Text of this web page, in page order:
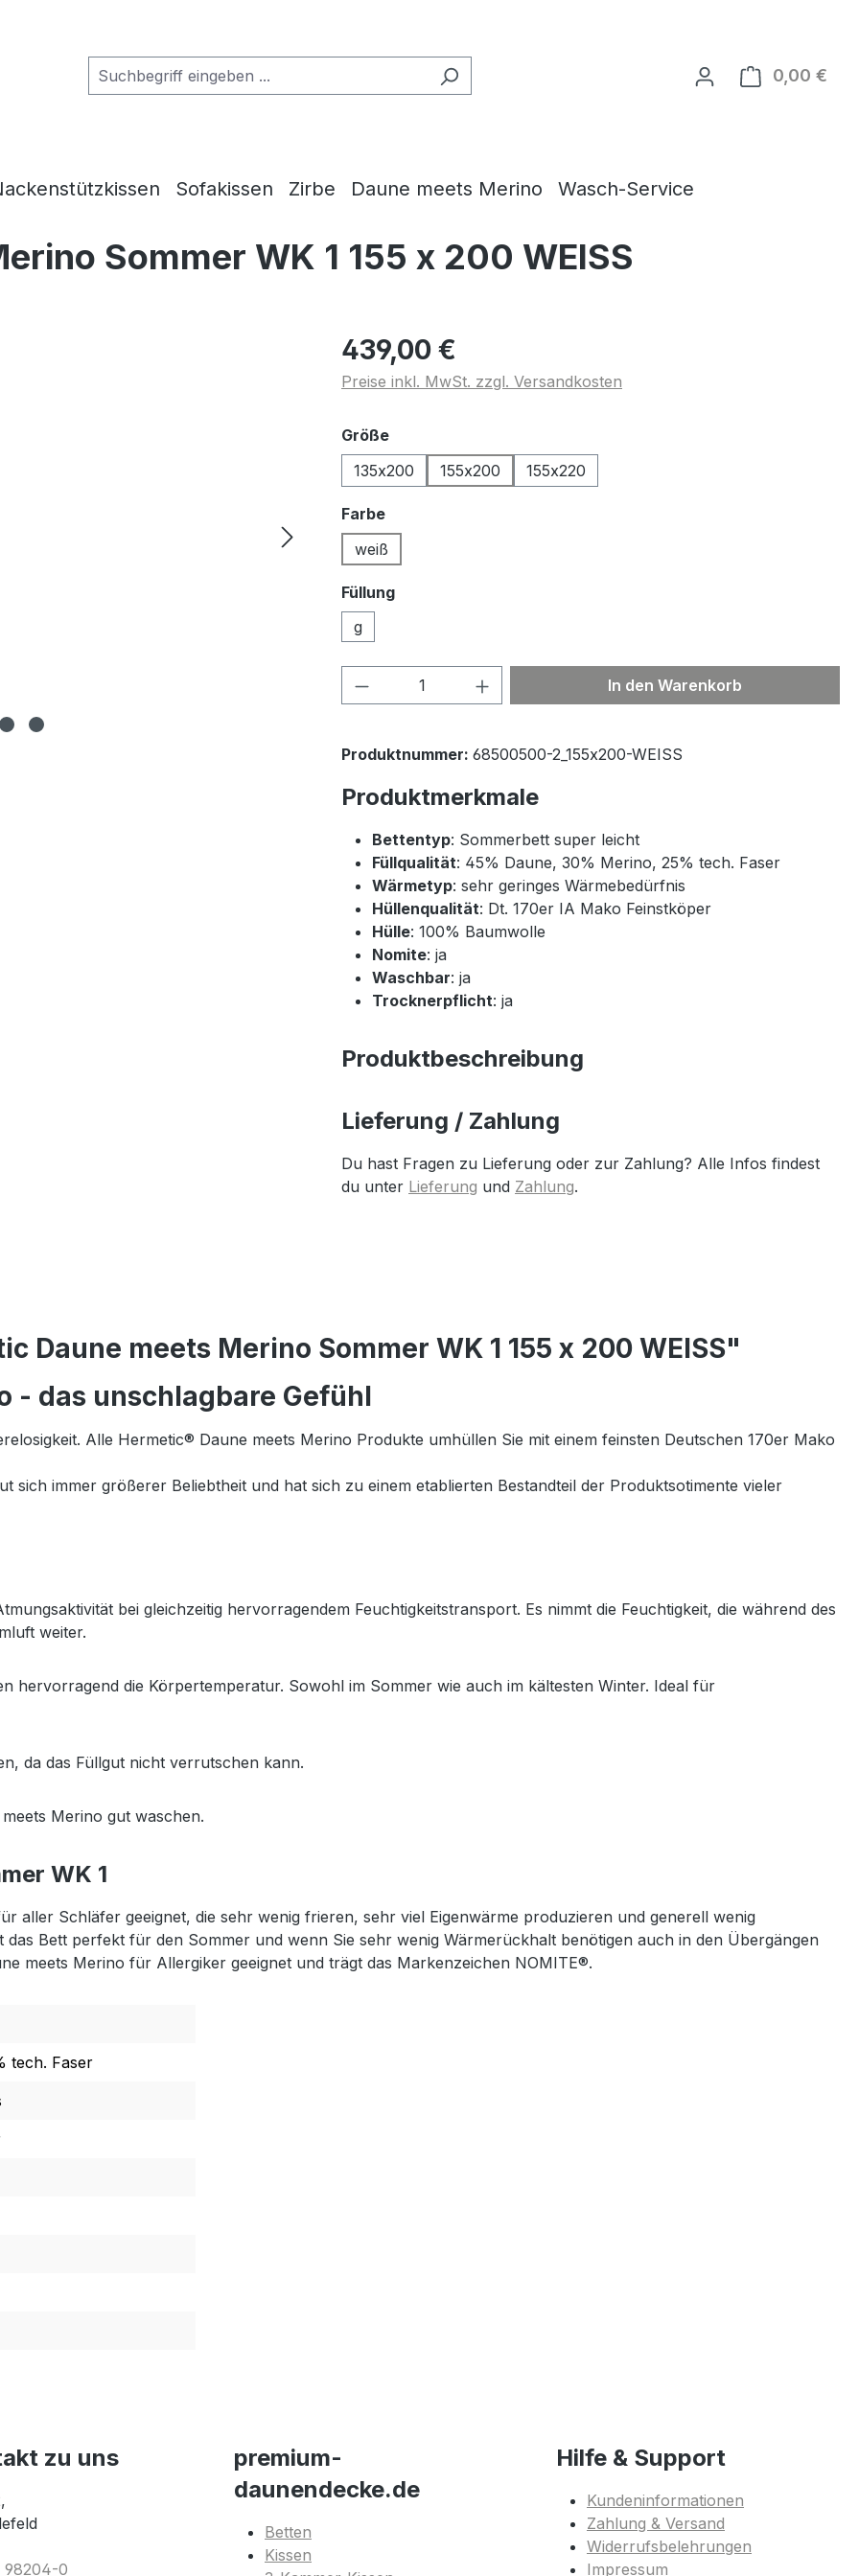
0,00 €
Sofakissen Zirbe Daune meets Merino Wasch-Service
Sommer WK 1 155 x 200 WEISS
439,00 €
Preise inkl. MwSt. zzgl. Versandkosten
Größeauswählen
135x200
155x200 155x220
Farbeauswählen
weiß
Füllung
g
Produkt Anzahl: Gib den gewünschten Wert
In den Warenkorb
Produktnummer: 68500500-2_155x200-WEISS
Produktmerkmale
Bettentyp: Sommerbett super leicht
Füllqualität: 45% Daune, 30% Merino, 25% tech. Faser
Wärmetyp: sehr geringes Wärmebedürfnis
Hüllenqualität: Dt. 170er IA Mako Feinstköper
Hülle: 100% Baumwolle
Nomite: ja
Waschbar: ja
Trocknerpflicht: ja
Produktbeschreibung
Lieferung / Zahlung
Du hast Fragen zu Lieferung oder zur Zahlung? Alle Infos findest
du unter Lieferung und Zahlung.
meets Merino Sommer WK 1 155 x 200 WEISS"
- das unschlagbare Gefühl
Alle Hermetic® Daune meets Merino Produkte umhüllen Sie mit einem feinsten Deutschen 170er Mako
sich immer größerer Beliebtheit und hat sich zu einem etablierten Bestandteil der Produktsotimente vieler
bei gleichzeitig hervorragendem Feuchtigkeitstransport. Es nimmt die Feuchtigkeit, die während des
weiter.
hervorragend die Körpertemperatur. Sowohl im Sommer wie auch im kältesten Winter. Ideal für
da das Füllgut nicht verrutschen kann.
Merino gut waschen.
WK 1
aller Schläfer geeignet, die sehr wenig frieren, sehr viel Eigenwärme produzieren und generell wenig
Bett perfekt für den Sommer und wenn Sie sehr wenig Wärmerückhalt benötigen auch in den Übergängen
meets Merino für Allergiker geeignet und trägt das Markenzeichen NOMITE®.
tech. Faser
zu uns
98204-0
premium-
daunendecke.de
Betten
Kissen
Hilfe & Support
Kundeninformationen
Zahlung & Versand
Widerrufsbelehrungen
Impressum